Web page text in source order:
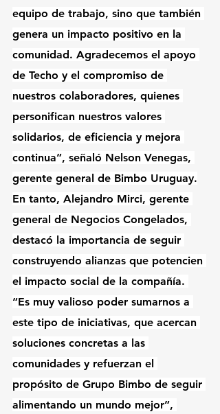
equipo de trabajo, sino que también
genera un impacto positivo en la
comunidad. Agradecemos el apoyo
de Techo y el compromiso de
nuestros colaboradores, quienes
personifican nuestros valores
solidarios, de eficiencia y mejora
continua”, señaló Nelson Venegas,
gerente general de Bimbo Uruguay.
En tanto, Alejandro Mirci, gerente
general de Negocios Congelados,
destacó la importancia de seguir
construyendo alianzas que potencien
el impacto social de la compañía.
“Es muy valioso poder sumarnos a
este tipo de iniciativas, que acercan
soluciones concretas a las
comunidades y refuerzan el
propósito de Grupo Bimbo de seguir
alimentando un mundo mejor”,